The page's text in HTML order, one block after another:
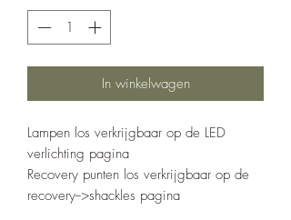
In winkelwagen
Lampen los verkrijgbaar op de LED
verlichting pagina
Recovery punten los verkrijgbaar op de
recovery-->shackles pagina